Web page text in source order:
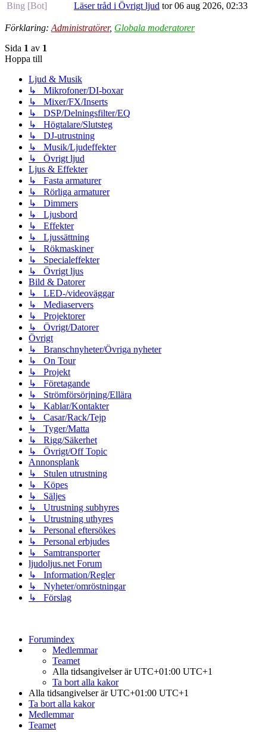
Bing [Bot]
Läser tråd i Övrigt ljud tor 06 aug 2026, 02:33
Förklaring:Administratörer, Globala moderatorer
Sida 1 av 1
Hoppa till
Ljud & Musik
↳ Mikrofoner/DI-boxar
↳ Mixer/FX/Inserts
↳ DSP/Delningsfilter/EQ
↳ Högtalare/Slutsteg
↳ DJ-utrustning
↳ Musik/Ljudeffekter
↳ Övrigt ljud
Ljus & Effekter
↳ Fasta armaturer
↳ Rörliga armaturer
↳ Dimmers
↳ Ljusbord
↳ Effekter
↳ Ljussättning
↳ Rökmaskiner
↳ Specialeffekter
↳ Övrigt ljus
Bild & Datorer
↳ LED-/videoväggar
↳ Mediaservers
↳ Projektorer
↳ Övrigt/Datorer
Övrigt
↳ Branschnyheter/Övriga nyheter
↳ On Tour
↳ Projekt
↳ Företagande
↳ Strömförsörjning/Ellära
↳ Kablar/Kontakter
↳ Casar/Rack/Tejp
↳ Tyger/Matta
↳ Rigg/Säkerhet
↳ Övrigt/Off Topic
Annonsplank
↳ Stulen utrustning
↳ Köpes
↳ Säljes
↳ Utrustning subhyres
↳ Utrustning uthyres
↳ Personal eftersökes
↳ Personal erbjudes
↳ Samtransporter
ljudoljus.net Forum
↳ Information/Regler
↳ Nyheter/omröstningar
↳ Förslag
Forumindex
Medlemmar
Teamet
Alla tidsangivelser är UTC+01:00 UTC+1
Ta bort alla kakor
Alla tidsangivelser är UTC+01:00 UTC+1
Ta bort alla kakor
Medlemmar
Teamet